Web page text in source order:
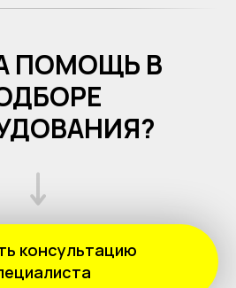
ПОМОЩЬ В
консультацию